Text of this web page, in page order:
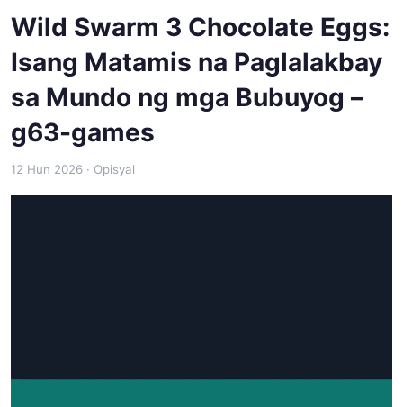
Wild Swarm 3 Chocolate Eggs:
Isang Matamis na Paglalakbay
sa Mundo ng mga Bubuyog –
g63-games
12 Hun 2026 · Opisyal